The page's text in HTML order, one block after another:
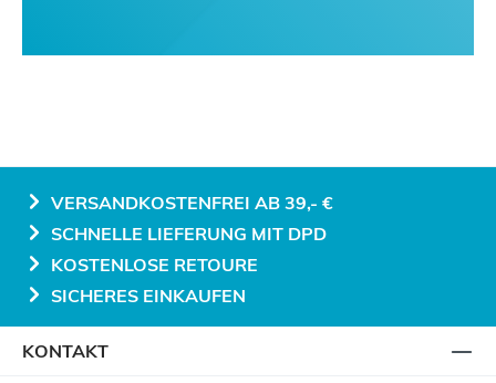
VERSANDKOSTENFREI AB 39,- €
SCHNELLE LIEFERUNG MIT DPD
KOSTENLOSE RETOURE
SICHERES EINKAUFEN
KONTAKT